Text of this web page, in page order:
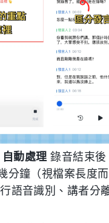
動處理錄音結束後
分鐘（視檔案長度
語音識別、講者分